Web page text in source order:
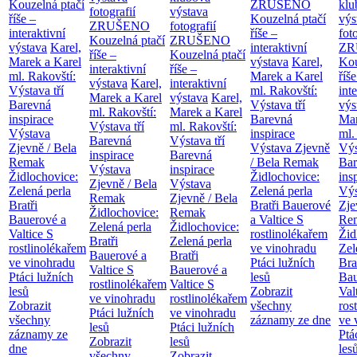
Kouzelná ptačí
říše –
interaktivní
výstava Karel,
Marek a Karel
ml. Rakovští:
Výstava tří
Barevná
inspirace
Výstava
Zjevně / Bela
Remak
Židlochovice:
Zelená perla
Bratři
Bauerové a
Valtice S
rostlinolékařem
ve vinohradu
Ptáci lužních
lesů
Zobrazit
všechny
záznamy ze
dne
fotografií
ZRUŠENO
Kouzelná ptačí
říše –
interaktivní
výstava Karel,
Marek a Karel
ml. Rakovští:
Výstava tří
Barevná
inspirace
Výstava
Zjevně / Bela
Remak
Židlochovice:
Zelená perla
Bratři
Bauerové a
Valtice S
rostlinolékařem
ve vinohradu
Ptáci lužních
lesů
Zobrazit
výstava
fotografií
ZRUŠENO
Kouzelná ptačí
říše –
interaktivní
výstava Karel,
Marek a Karel
ml. Rakovští:
Výstava tří
Barevná
inspirace
Výstava
Zjevně / Bela
Remak
Židlochovice:
Zelená perla
Bratři
Bauerové a
Valtice S
rostlinolékařem
ve vinohradu
Ptáci lužních
lesů
ZRUŠENO
Kouzelná ptačí
říše –
interaktivní
výstava Karel,
Marek a Karel
ml. Rakovští:
Výstava tří
Barevná
inspirace
Výstava Zjevně
/ Bela Remak
Židlochovice:
Zelená perla
Bratři Bauerové
a Valtice S
rostlinolékařem
ve vinohradu
Ptáci lužních
lesů
Zobrazit
všechny
záznamy ze dne
ml.
ve